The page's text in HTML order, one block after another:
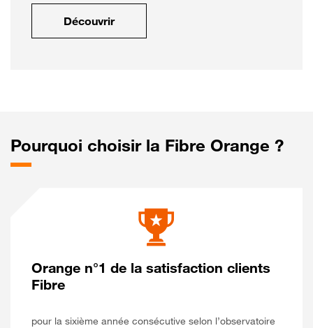
Découvrir
Pourquoi choisir la Fibre Orange ?
Orange n°1 de la satisfaction clients
Fibre
pour la sixième année consécutive selon l’observatoire